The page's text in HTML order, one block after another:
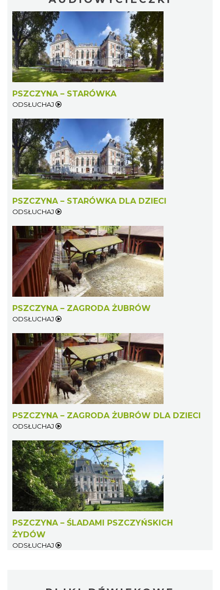
PSZCZYNA – STARÓWKA
ODSŁUCHAJ
PSZCZYNA – STARÓWKA DLA DZIECI
ODSŁUCHAJ
PSZCZYNA – ZAGRODA ŻUBRÓW
ODSŁUCHAJ
PSZCZYNA – ZAGRODA ŻUBRÓW DLA DZIECI
ODSŁUCHAJ
PSZCZYNA – ŚLADAMI PSZCZYŃSKICH
ŻYDÓW
ODSŁUCHAJ